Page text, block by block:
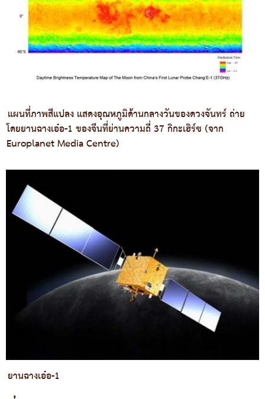
แผนที่ภาพสีแปลง แสดงอุณหภูมิด้านกลางวันของดวงจันทร์ ถ่าย
โดยยานฉางเอ๋อ-1 ของจีนที่ย่านความถี่ 37 กิกะเฮิร์ซ (จาก
Europlanet Media Centre)
ยานฉางเอ๋อ-1